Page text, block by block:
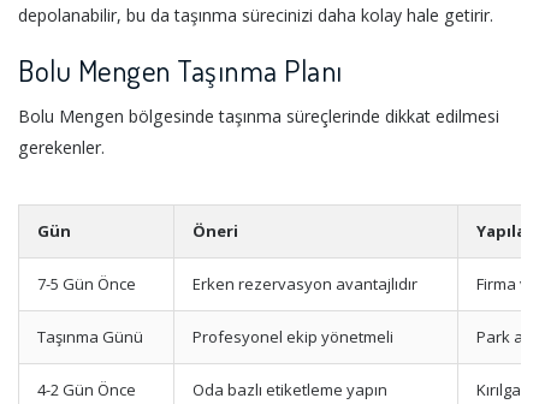
depolanabilir, bu da taşınma sürecinizi daha kolay hale getirir.
Bolu Mengen Taşınma Planı
Bolu Mengen bölgesinde taşınma süreçlerinde dikkat edilmesi
gerekenler.
Gün Öneri
7-5 Gün Önce Erken rezervasyon avantajlıdır Firma
Taşınma Günü Profesyonel ekip yönetmeli Park
4-2 Gün Önce Oda bazlı etiketleme yapın